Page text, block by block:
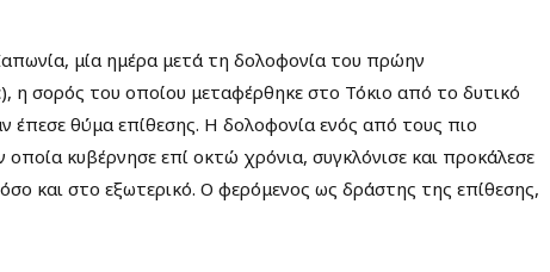
μία ημέρα μετά τη δολοφονία του πρώην
σορός του οποίου μεταφέρθηκε στο Τόκιο από το δυτικό
θύμα επίθεσης. Η δολοφονία ενός από τους πιο
κυβέρνησε επί οκτώ χρόνια, συγκλόνισε και προκάλεσε
και στο εξωτερικό. Ο φερόμενος ως δράστης της επίθεσης,